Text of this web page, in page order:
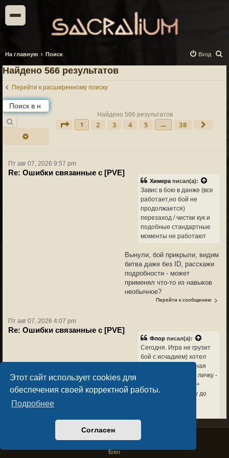
Этот сайт использует cookies для
обеспечения своей корректной работы.
Подробнее
Согласен
На главную Поиск
о
Вход
Найдено 566 результатов
Перейти к расширенному поиску
Расширенный поиск
Найдено 566 результатов
Страница 381 2 3 4 5 … 38 След.
Пт авг 07, 2026 9:57 pm
Re: Ошибки связанные с [PVE]
Химера писал(а):
Завис в бою в данже (все
работает,но бой не
продолжается)
перезаход / чистки кук и
подобные стандартные
моменты не работают
Вынули, бой прикрыли, видим
битва даже без ID, расскажи
подробности - может
применял что-то из навыков
необычное?
Перейти к сообщению
Пт авг 07, 2026 4:07 pm
Re: Ошибки связанные с [PVE]
Флор писал(а):
Сегодня. Игра не грузит
бой с исчадием) хотел
залететь бесконечная
загрузка боя(через личку -
74к хп было у него)+
нельзя войти в игру до
если ещё будет, пиши (можно
в личку в игре тоже или в
Privacy PolicyLicense Agreement
Copyright © Sacralium Games 2023-
Блог